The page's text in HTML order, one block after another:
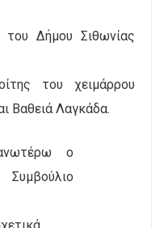
του Δήμου Σιθωνίας
του χειμάρρου
Βαθειά Λαγκάδα.
ο